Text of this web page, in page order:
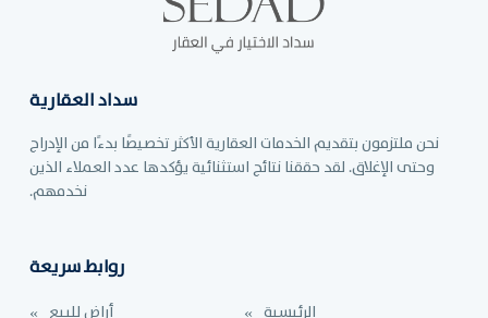
سداد العقارية
نحن ملتزمون بتقديم الخدمات العقارية الأكثر تخصيصًا بدءًا من الإدراج
وحتى الإغلاق. لقد حققنا نتائج استثنائية يؤكدها عدد العملاء الذين
نخدمهم.
روابط سريعة
الرئيسية أراض للبيع